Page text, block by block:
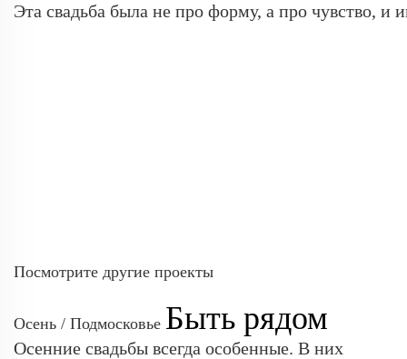
Эта свадьба была не про форму, а про чувство, и
Посмотрите другие проекты
Осень / Подмосковье Быть рядом
Осенние свадьбы всегда особенные. В них